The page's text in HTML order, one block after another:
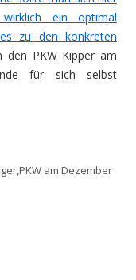
ein optimal
zu den konkreten
den PKW Kipper am
für sich selbst
,PKW am Dezember